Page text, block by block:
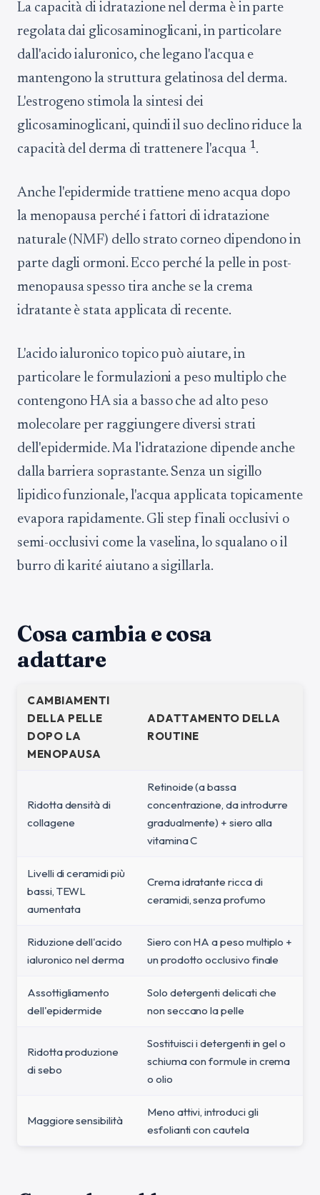
La capacità di idratazione nel derma è in parte
regolata dai glicosaminoglicani, in particolare
dall'acido ialuronico, che legano l'acqua e
mantengono la struttura gelatinosa del derma.
L'estrogeno stimola la sintesi dei
glicosaminoglicani, quindi il suo declino riduce la
capacità del derma di trattenere l'acqua 1.
Anche l'epidermide trattiene meno acqua dopo
la menopausa perché i fattori di idratazione
naturale (NMF) dello strato corneo dipendono in
parte dagli ormoni. Ecco perché la pelle in post-
menopausa spesso tira anche se la crema
idratante è stata applicata di recente.
L'acido ialuronico topico può aiutare, in
particolare le formulazioni a peso multiplo che
contengono HA sia a basso che ad alto peso
molecolare per raggiungere diversi strati
dell'epidermide. Ma l'idratazione dipende anche
dalla barriera soprastante. Senza un sigillo
lipidico funzionale, l'acqua applicata topicamente
evapora rapidamente. Gli step finali occlusivi o
semi-occlusivi come la vaselina, lo squalano o il
burro di karité aiutano a sigillarla.
Cosa cambia e cosa
adattare
CAMBIAMENTI
DELLA PELLE
DOPO LA
MENOPAUSA
ADATTAMENTO DELLA
ROUTINE
Ridotta densità di
collagene
Retinoide (a bassa
concentrazione, da introdurre
gradualmente) + siero alla
vitamina C
Livelli di ceramidi più
bassi, TEWL
aumentata
Crema idratante ricca di
ceramidi, senza profumo
Riduzione dell'acido
ialuronico nel derma
Siero con HA a peso multiplo +
un prodotto occlusivo finale
Assottigliamento
dell'epidermide
Solo detergenti delicati che
non seccano la pelle
Ridotta produzione
di sebo
Sostituisci i detergenti in gel o
schiuma con formule in crema
o olio
Maggiore sensibilità
Meno attivi, introduci gli
esfolianti con cautela